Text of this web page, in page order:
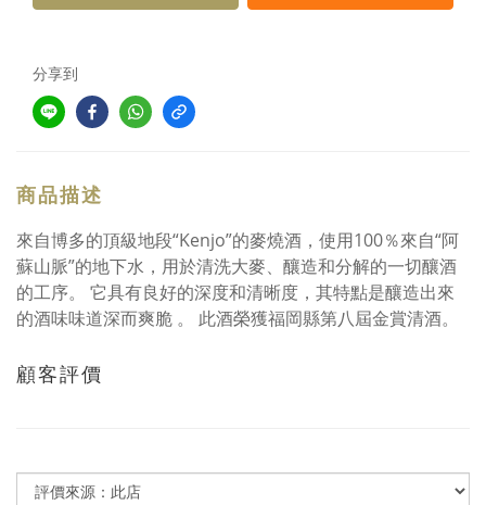
分享到
商品描述
來自博多的頂級地段“Kenjo”的麥燒酒，使用100％來自“阿
蘇山脈”的地下水，用於清洗大麥、釀造和分解的一切釀酒
的工序。 它具有良好的深度和清晰度，其特點是釀造出來
的酒味味道深而爽脆 。 此酒榮獲福岡縣第八屆金賞清酒。
顧客評價